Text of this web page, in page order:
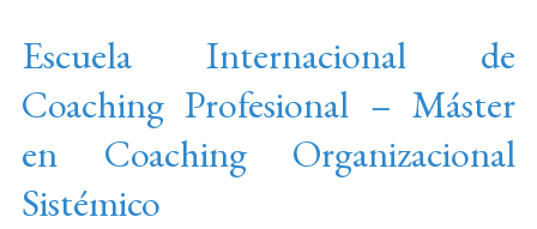
Escuela Internacional de
Coaching Profesional – Máster
en Coaching Organizacional
Sistémico